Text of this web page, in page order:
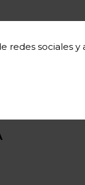
redes sociales y